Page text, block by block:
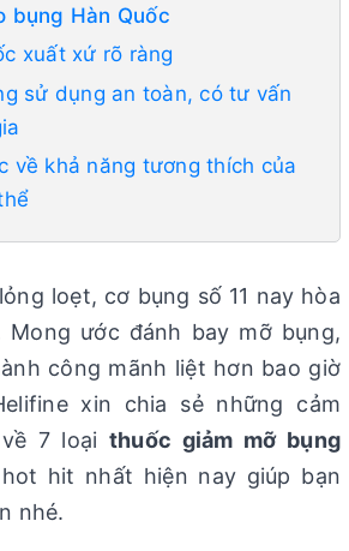
bụng Hàn Quốc
xuất xứ rõ ràng
sử dụng an toàn, có tư vấn
về khả năng tương thích của
loẹt, cơ bụng số 11 nay hòa
ước đánh bay mỡ bụng,
công mãnh liệt hơn bao giờ
xin chia sẻ những cảm
7 loại thuốc giảm mỡ bụng
hit nhất hiện nay giúp bạn
nhé.